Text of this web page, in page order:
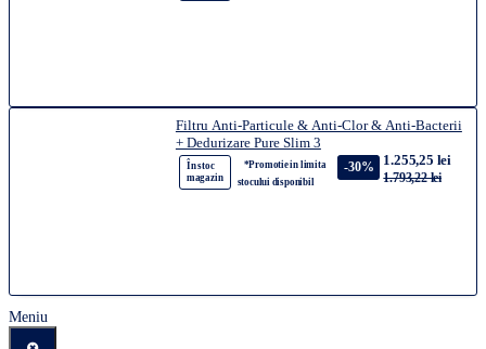
Filtru Anti-Particule & Anti-Clor & Anti-Bacterii
+ Dedurizare Pure Slim 3
În stoc
magazin
*Promotie in limita
stocului disponibil
-30% 1.255,25 lei
1.793,22 lei
Meniu